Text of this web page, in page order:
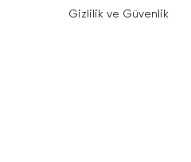
Gizlilik ve Güvenlik